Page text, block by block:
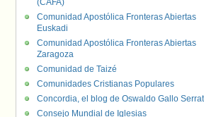
(CAFA)
Comunidad Apostólica Fronteras Abiertas
Euskadi
Comunidad Apostólica Fronteras Abiertas
Zaragoza
Comunidad de Taizé
Comunidades Cristianas Populares
Concordia, el blog de Oswaldo Gallo
Consejo Mundial de Iglesias